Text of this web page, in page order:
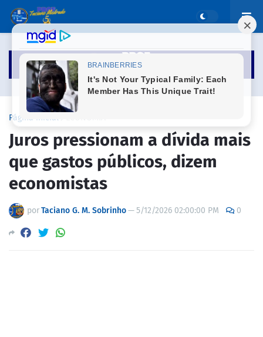
Página inicial
Juros pressionam a dívida mais
que gastos públicos, dizem
economistas
porTaciano G. M. Sobrinho—5/12/2026 02:00:00 PM 0